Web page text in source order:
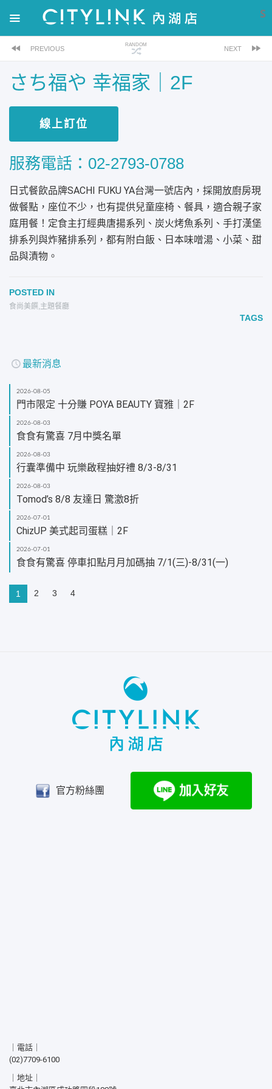
S
PREVIOUS
RANDOM
NEXT
さち福や 幸福家｜2F
線上訂位
服務電話：02-2793-0788
日式餐飲品牌SACHI FUKU YA台灣一號店內，採開放廚房現
做餐點，座位不少，也有提供兒童座椅、餐具，適合親子家
庭用餐！定食主打經典唐揚系列、炭火烤魚系列、手打漢堡
排系列與炸豬排系列，都有附白飯、日本味噌湯、小菜、甜
品與漬物。
POSTED IN
食尚美饌,主題餐廳
TAGS
最新消息
2026-08-05
門市限定 十分賺 POYA BEAUTY 寶雅｜2F
2026-08-03
食食有驚喜 7月中獎名單
2026-08-03
行囊準備中 玩樂啟程抽好禮 8/3-8/31
2026-08-03
Tomod’s 8/8 友達日 驚激8折
2026-07-01
ChizUP 美式起司蛋糕｜2F
2026-07-01
食食有驚喜 停車扣點月月加碼抽 7/1(三)-8/31(一)
1 2 3 4
官方粉絲團
｜電話｜
(02)7709-6100
｜地址｜